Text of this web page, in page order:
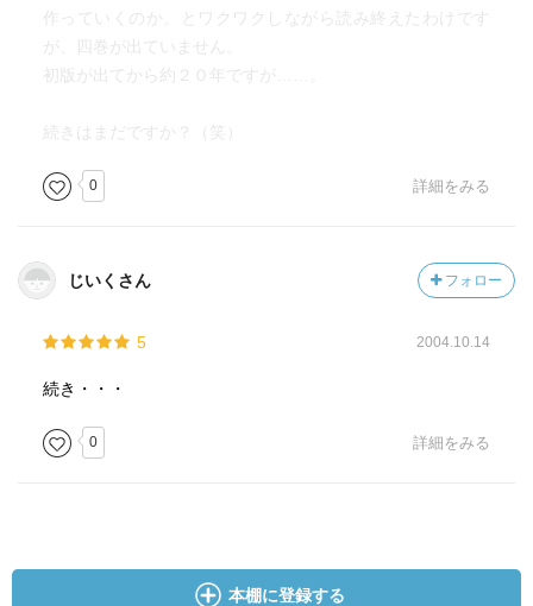
作っていくのか。とワクワクしながら読み終えたわけです
が、四巻が出ていません。
初版が出てから約２０年ですが……。
続きはまだですか？（笑）
0 詳細をみる
じいくさん フォロー
5 2004.10.14
続き・・・
0 詳細をみる
本棚に登録する